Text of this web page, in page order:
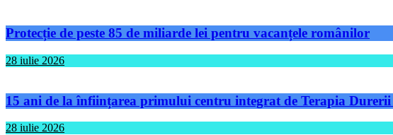
Protecție de peste 85 de miliarde lei pentru vacanțele românilor
28 iulie 2026
15 ani de la înființarea primului centru integrat de Terapia
28 iulie 2026